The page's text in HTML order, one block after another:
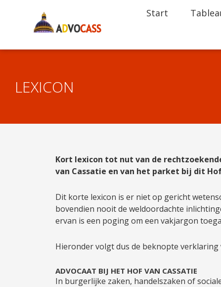
Start
LEXICON
Kort lexicon tot nut van de
van Cassatie en van het parket bij dit
Dit korte lexicon is er niet op gericht
bovendien nooit de weldoordachte
ervan is een poging om een vakjargon
Hieronder volgt dus de beknopte
ADVOCAAT BIJ HET HOF VAN CASSATIE
In burgerlijke zaken, handelszaken of